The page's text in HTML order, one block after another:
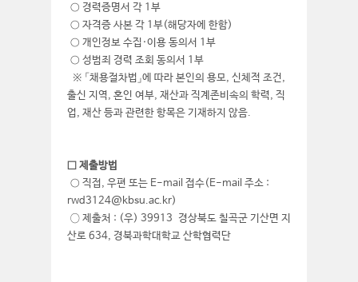
○ 경력증명서 각 1부
○ 자격증 사본 각 1부(해당자에 한함)
○ 개인정보 수집·이용 동의서 1부
○ 성범죄 경력 조회 동의서 1부
※ 「채용절차법」에 따라 본인의 용모, 신체적 조건,
출신 지역, 혼인 여부, 재산과 직계존비속의 학력, 직
업, 재산 등과 관련한 항목은 기재하지 않음.
□ 제출방법
○ 직접, 우편 또는 E-mail 접수(E-mail 주소 :
rwd3124@kbsu.ac.kr)
◯ 제출처 : (우) 39913 경상북도 칠곡군 기산면 지
산로 634, 경북과학대학교 산학협력단